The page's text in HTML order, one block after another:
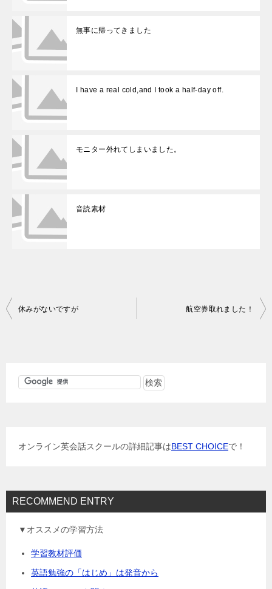
無事に帰ってきました
I have a real cold,and I took a half-day off.
モニター外れてしまいました。
音読素材
投
休みがないですが 航空券取れました！
オンライン英会話スクールの詳細記事はBEST CHOICEで！
RECOMMEND ENTRY
▼オススメの学習方法
学習教材評価
英語勉強の「はじめ」は発音から